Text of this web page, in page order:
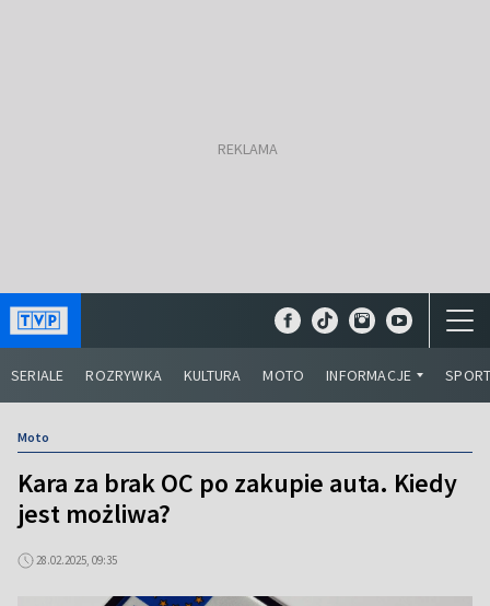
SERIALE ROZRYWKA KULTURA MOTO INFORMACJE
Moto
Kara za brak OC po zakupie auta. Kiedy
jest możliwa?
28.02.2025, 09:35